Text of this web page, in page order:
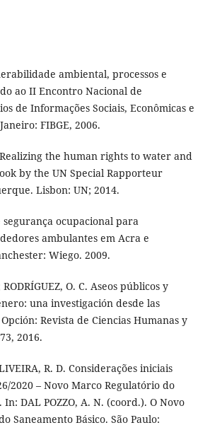
ambiental, processos e
ao II Encontro Nacional de
de Informações Sociais, Econômicas e
FIBGE, 2006.
Realizing the human rights to water and
by the UN Special Rapporteur
Lisbon: UN; 2014.
segurança ocupacional para
ambulantes em Acra e
Wiego. 2009.
O. C. Aseos públicos y
una investigación desde las
Revista de Ciencias Humanas y
2016.
R. D. Considerações iniciais
2020 – Novo Marco Regulatório do
In: DAL POZZO, A. N. (coord.). O Novo
Saneamento Básico. São Paulo: